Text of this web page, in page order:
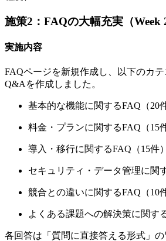
施策2：FAQの大幅充実（Week
実施内容
FAQページを新規作成し、以下のカ
Q&Aを作成しました。
基本的な機能に関するFAQ（20件
料金・プランに関するFAQ（15件
導入・移行に関するFAQ（15件）
セキュリティ・データ管理に関
競合との違いに関するFAQ（10件
よくある課題への解決策に関す
各回答は「質問に直接答える形式」